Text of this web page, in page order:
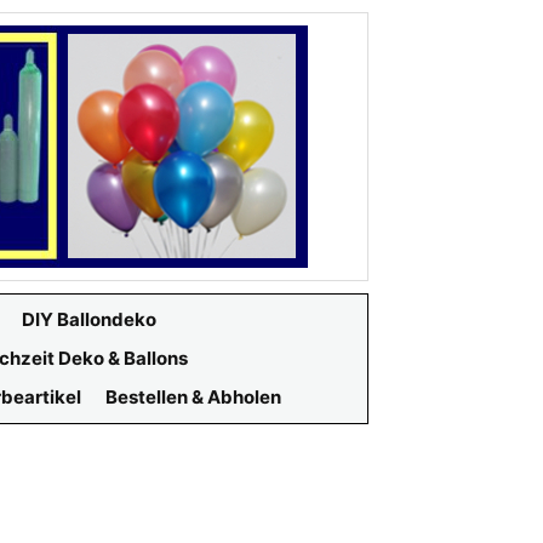
DIY Ballondeko
Deko & Ballons
Bestellen & Abholen